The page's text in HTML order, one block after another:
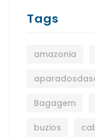
Tags
amazonia
Bagagem
buzios